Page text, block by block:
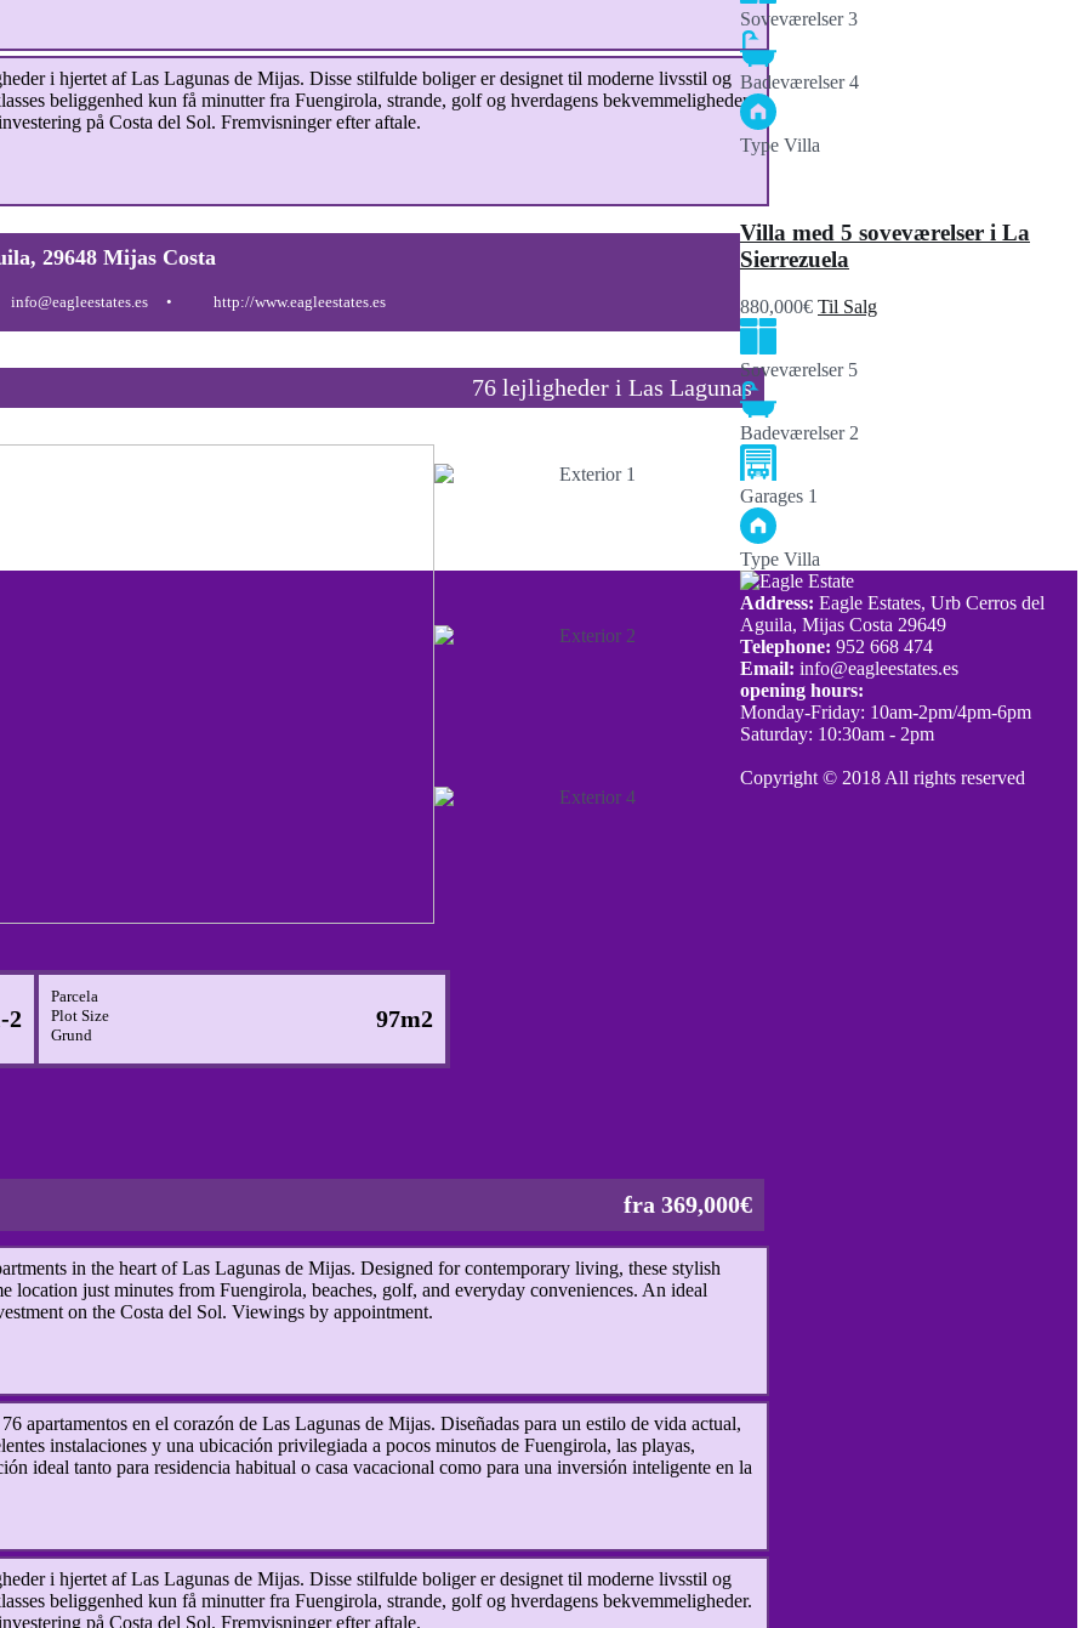
i hjertet af Las Lagunas de Mijas. Disse stilfulde boliger er designet til moderne livsstil og
beliggenhed kun få minutter fra Fuengirola, strande, golf og hverdagens bekvemmeligheder.
på Costa del Sol. Fremvisninger efter aftale.
29648 Mijas Costa
info@eagleestates.es http://www.eagleestates.es
76 lejligheder i Las Lagunas
2
Parcela
Plot Size
Grund
97m2
fra 369,000€
in the heart of Las Lagunas de Mijas. Designed for contemporary living, these stylish
location just minutes from Fuengirola, beaches, golf, and everyday conveniences. An ideal
on the Costa del Sol. Viewings by appointment.
apartamentos en el corazón de Las Lagunas de Mijas. Diseñadas para un estilo de vida actual,
instalaciones y una ubicación privilegiada a pocos minutos de Fuengirola, las playas,
ideal tanto para residencia habitual o casa vacacional como para una inversión inteligente en la
i hjertet af Las Lagunas de Mijas. Disse stilfulde boliger er designet til moderne livsstil og
beliggenhed kun få minutter fra Fuengirola, strande, golf og hverdagens bekvemmeligheder.
på Costa del Sol. Fremvisninger efter aftale.
Soveværelser 3
Badeværelser 4
Type Villa
Villa med 5 soveværelser i La
Sierrezuela
880,000€ Til Salg
Soveværelser 5
Badeværelser 2
Garages 1
Type Villa
Address: Eagle Estates, Urb Cerros del
Aguila, Mijas Costa 29649
Telephone: 952 668 474
Email: info@eagleestates.es
opening hours:
Monday-Friday: 10am-2pm/4pm-6pm
Saturday: 10:30am - 2pm
Copyright © 2018 All rights reserved